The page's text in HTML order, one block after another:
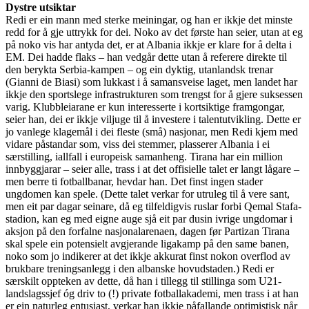
Dystre utsiktar
Redi er ein mann med sterke meiningar, og han er ikkje det minste
redd for å gje uttrykk for dei. Noko av det første han seier, utan at eg
på noko vis har antyda det, er at Albania ikkje er klare for å delta i
EM. Dei hadde flaks – han vedgår dette utan å referere direkte til
den berykta Serbia-kampen – og ein dyktig, utanlandsk trenar
(Gianni de Biasi) som lukkast i å samansveise laget, men landet har
ikkje den sportslege infrastrukturen som trengst for å gjere suksessen
varig. Klubbleiarane er kun interesserte i kortsiktige framgongar,
seier han, dei er ikkje viljuge til å investere i talentutvikling. Dette er
jo vanlege klagemål i dei fleste (små) nasjonar, men Redi kjem med
vidare påstandar som, viss dei stemmer, plasserer Albania i ei
særstilling, iallfall i europeisk samanheng. Tirana har ein million
innbyggjarar – seier alle, trass i at det offisielle talet er langt lågare –
men berre ti fotballbanar, hevdar han. Det finst ingen stader
ungdomen kan spele. (Dette talet verkar for utruleg til å vere sant,
men eit par dagar seinare, då eg tilfeldigvis ruslar forbi Qemal Stafa-
stadion, kan eg med eigne auge sjå eit par dusin ivrige ungdomar i
aksjon på den forfalne nasjonalarenaen, dagen før Partizan Tirana
skal spele ein potensielt avgjerande ligakamp på den same banen,
noko som jo indikerer at det ikkje akkurat finst nokon overflod av
brukbare treningsanlegg i den albanske hovudstaden.) Redi er
særskilt oppteken av dette, då han i tillegg til stillinga som U21-
landslagssjef óg driv to (!) private fotballakademi, men trass i at han
er ein naturleg entusiast, verkar han ikkje påfallande optimistisk når